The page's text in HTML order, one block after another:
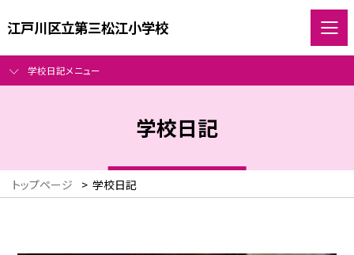
江戸川区立第三松江小学校
学校日記メニュー
学校日記
トップページ > 学校日記